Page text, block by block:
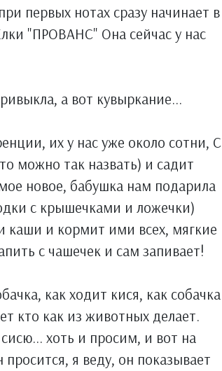
первых нотах сразу начинает в
"ПРОВАНС" Она сейчас у нас
а вот кувыркание...
их у нас уже около сотни, С
можно так назвать) и садит
новое, бабушка нам подарила
с крышечками и ложечки)
каши и кормит ими всех, мягкие
с чашечек и сам запивает!
как ходит кися, как собачка
кто как из животных делает.
хоть и просим, и вот на
я веду, он показывает